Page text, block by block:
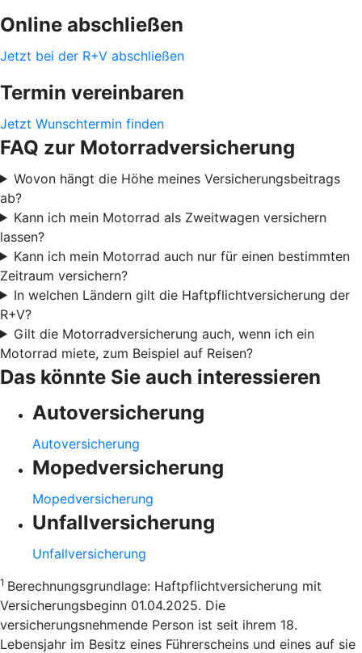
Online abschließen
Jetzt bei der R+V abschließen
Termin vereinbaren
Jetzt Wunschtermin finden
FAQ zur Motorradversicherung
Wovon hängt die Höhe meines Versicherungsbeitrags
ab?
Kann ich mein Motorrad als Zweitwagen versichern
lassen?
Kann ich mein Motorrad auch nur für einen bestimmten
Zeitraum versichern?
In welchen Ländern gilt die Haftpflichtversicherung der
R+V?
Gilt die Motorradversicherung auch, wenn ich ein
Motorrad miete, zum Beispiel auf Reisen?
Das könnte Sie auch interessieren
Autoversicherung
Autoversicherung
Mopedversicherung
Mopedversicherung
Unfallversicherung
Unfallversicherung
1 Berechnungsgrundlage: Haftpflichtversicherung mit
Versicherungsbeginn 01.04.2025. Die
versicherungsnehmende Person ist seit ihrem 18.
Lebensjahr im Besitz eines Führerscheins und eines auf sie